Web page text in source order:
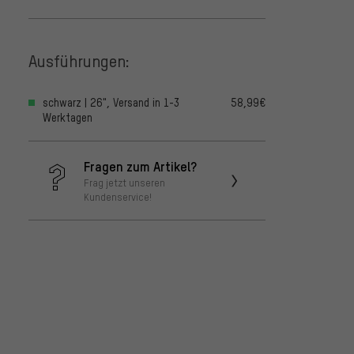
Ausführungen:
schwarz | 26", Versand in 1-3
Werktagen
58,99€
Fragen zum Artikel?
Frag jetzt unseren
Kundenservice!